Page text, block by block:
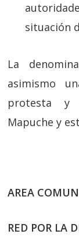
situación
La
asimismo
protesta y
Mapuche y
AREA
RED POR LA